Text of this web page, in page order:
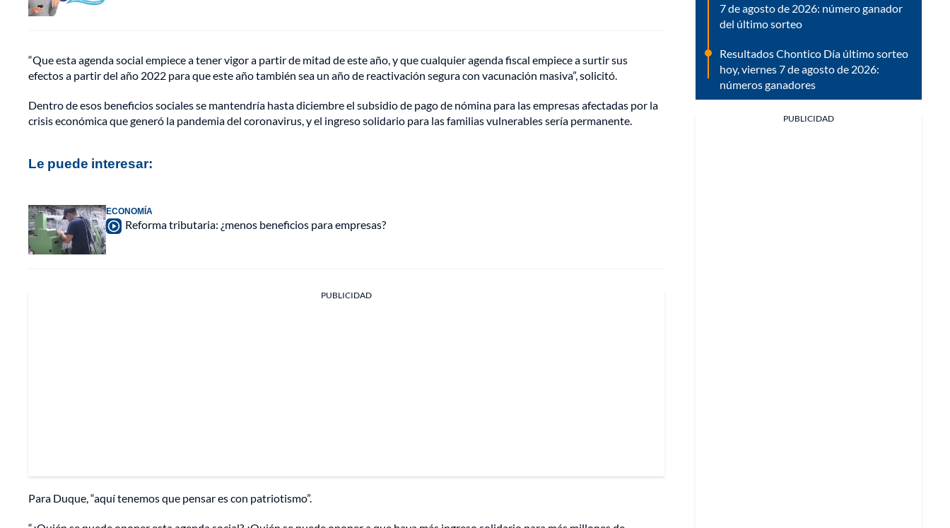
“Que esta agenda social empiece a tener vigor a partir de mitad de este año, y que cualquier agenda fiscal empiece a surtir sus
efectos a partir del año 2022 para que este año también sea un año de reactivación segura con vacunación masiva”, solicitó.
Dentro de esos beneficios sociales se mantendría hasta diciembre el subsidio de pago de nómina para las empresas afectadas por la
crisis económica que generó la pandemia del coronavirus, y el ingreso solidario para las familias vulnerables sería permanente.
Le puede interesar:
ECONOMÍA
Reforma tributaria: ¿menos beneficios para empresas?
PUBLICIDAD
Para Duque, “aquí tenemos que pensar es con patriotismo”.
7 de agosto de 2026: número ganador
del último sorteo
Resultados Chontico Día último sorteo
hoy, viernes 7 de agosto de 2026:
números ganadores
PUBLICIDAD